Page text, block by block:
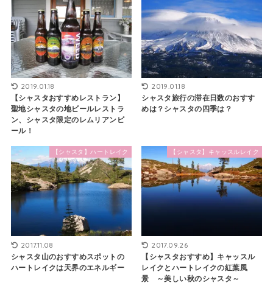
2019.01.18
【シャスタおすすめレストラン】
聖地シャスタの地ビールレストラ
ン、シャスタ限定のレムリアンビ
ール！
2019.01.18
シャスタ旅行の滞在日数のおすす
めは？シャスタの四季は？
【シャスタ】ハートレイク
2017.11.08
シャスタ山のおすすめスポットの
ハートレイクは天界のエネルギー
【シャスタ】キャッスルレイク
2017.09.26
【シャスタおすすめ】キャッスル
レイクとハートレイクの紅葉風
景 ～美しい秋のシャスタ～